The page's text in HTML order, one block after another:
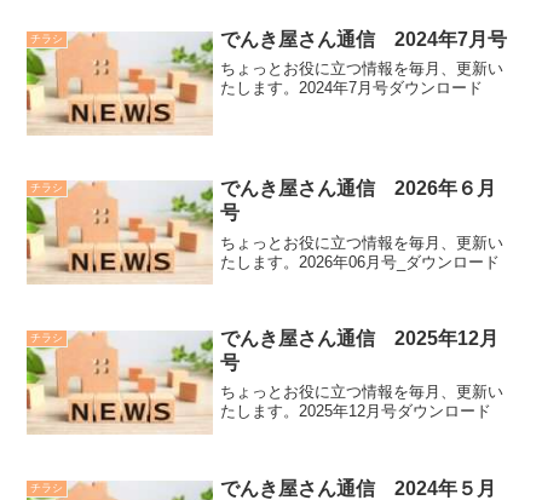
チラシ でんき屋さん通信 2024年7月号
ちょっとお役に立つ情報を毎月、更新い
たします。2024年7月号ダウンロード
チラシ
でんき屋さん通信 2026年６月
号
ちょっとお役に立つ情報を毎月、更新い
たします。2026年06月号_ダウンロード
チラシ
でんき屋さん通信 2025年12月
号
ちょっとお役に立つ情報を毎月、更新い
たします。2025年12月号ダウンロード
チラシ
でんき屋さん通信 2024年５月